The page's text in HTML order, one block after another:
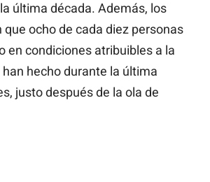
última década. Además, los
ocho de cada diez personas
en condiciones atribuibles a la
hecho durante la última
justo después de la ola de